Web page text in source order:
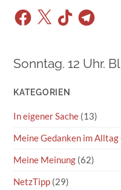
Facebook
X TikTokTelegram
Sonntag. 12 Uhr.
KATEGORIEN
In eigener Sache (13)
Meine Gedanken im Alltag
Meine Meinung (62)
NetzTipp (29)